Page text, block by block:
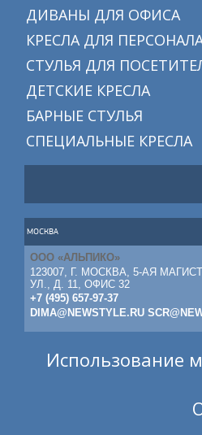
ДИВАНЫ ДЛЯ ОФИСА
КРЕСЛА ДЛЯ
СТУЛЬЯ ДЛЯ
ДЕТСКИЕ КРЕСЛА
БАРНЫЕ СТУЛЬЯ
СПЕЦИАЛЬНЫЕ КРЕСЛА
МОСКВА
ООО «АЛЬПИКО»
123007, Г. МОСКВА, 5-АЯ
УЛ., Д. 11, ОФИС 32
+7 (495) 657-97-37
DIMA@NEWSTYLE.RU
Использование